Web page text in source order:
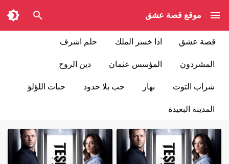
موقع قصة عشق
قصة عشق اذا خسر الملك حلم اشرف
المشردون المؤسس عثمان دين الروح
شراب التوت بهار حب بلا حدود حبات اللؤلؤ
المدينة البعيدة